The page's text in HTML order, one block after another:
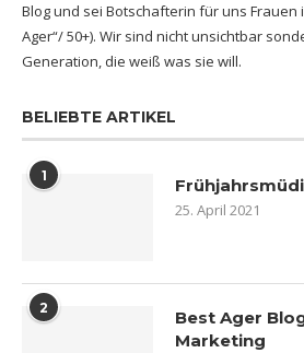
Blog und sei Botschafterin für uns Frauen
Ager“/ 50+). Wir sind nicht unsichtbar
Generation, die weiß was sie will.
BELIEBTE ARTIKEL
1
25. April 2021
2
Best Ager
Marketing